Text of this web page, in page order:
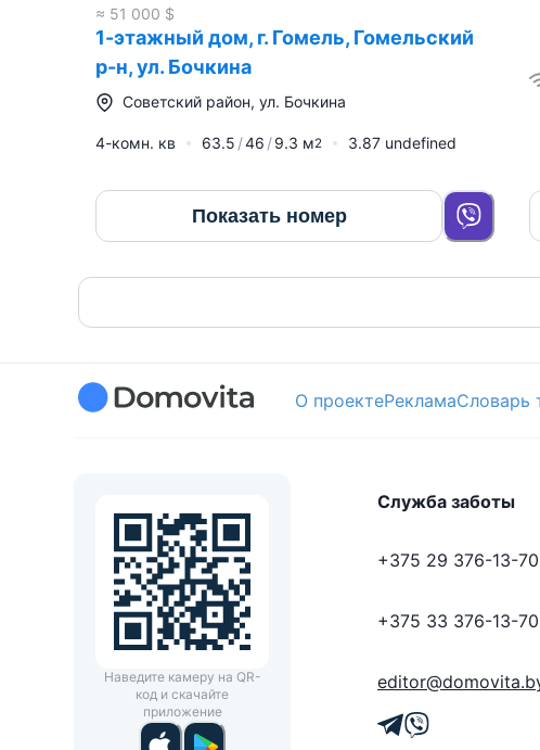
≈ 51 000 $
1-этажный дом, г. Гомель, Гомельский
р-н, ул. Бочкина
Советский район, ул. Бочкина
4-комн. кв 63.5 46 9.3 м2 3.87 undefined
Показать номер
О проектеРекламаСловарь
Наведите камеру на QR-
код и скачайте
приложение
Служба заботы
+375 29 376-13-70
+375 33 376-13-70